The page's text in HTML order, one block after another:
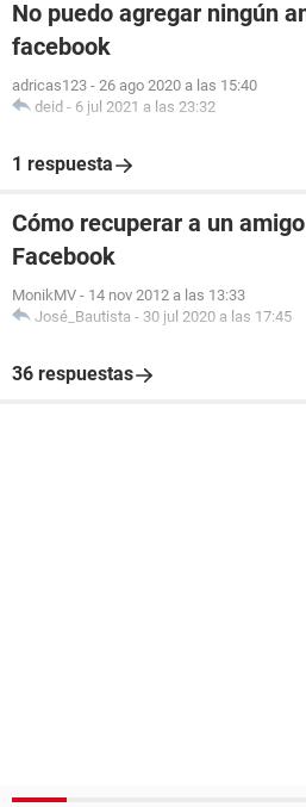
No puedo agregar ningún
facebook
adricas123 - 26 ago 2020 a las 15:40
deid - 6 jul 2021 a las 23:32
1 respuesta
Cómo recuperar a un
Facebook
MonikMV - 14 nov 2012 a las 13:33
José_Bautista - 30 jul 2020 a las 17:45
36 respuestas